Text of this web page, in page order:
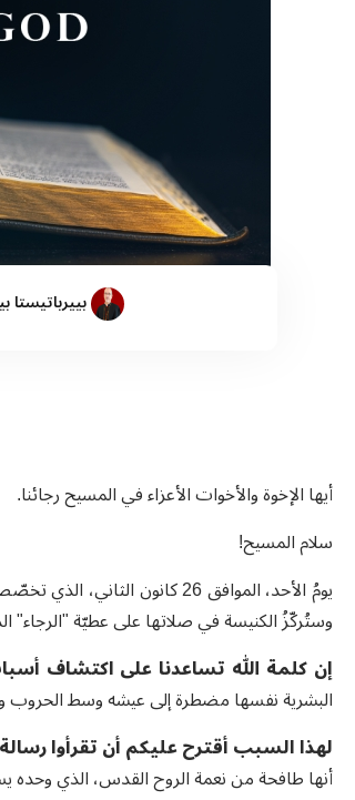
بييرباتيستا
أيها الإخوة والأخوات الأعزاء في المسيح رجائنا.
سلام المسيح!
وستُركّزُ الكنيسة في صلاتها على عطيّة "الرجاء"
إن كلمة الله تساعدنا على اكتشاف
البشرية نفسها مضطرة إلى عيشه وسط الحروب
لهذا السبب أقترح عليكم أن تقرأوا
أنها طافحة من نعمة الروح القدس، الذي وحده